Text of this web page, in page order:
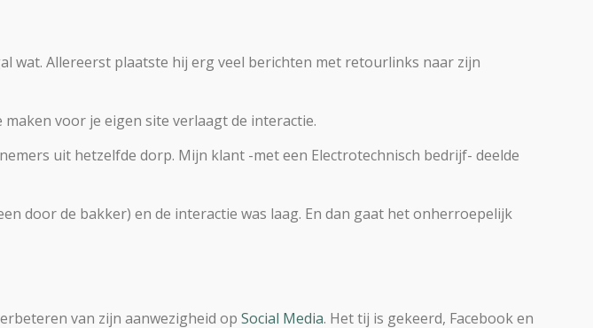
wat. Allereerst plaatste hij erg veel berichten met retourlinks naar zijn
voor je eigen site verlaagt de interactie.
uit hetzelfde dorp. Mijn klant -met een Electrotechnisch bedrijf- deelde
door de bakker) en de interactie was laag. En dan gaat het onherroepelijk
van zijn aanwezigheid op Social Media. Het tij is gekeerd, Facebook en